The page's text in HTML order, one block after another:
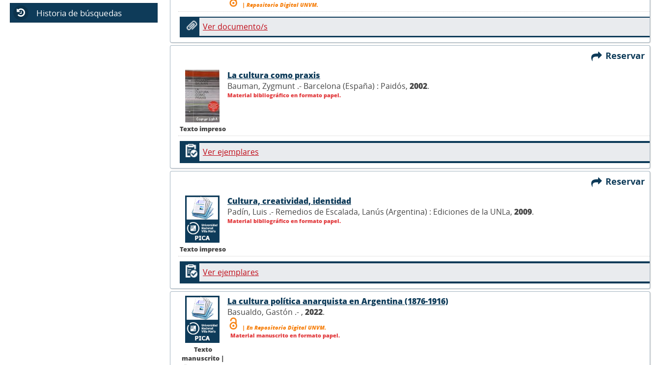
Historia de búsquedas
| Repositorio Digital UNVM.
Ver documento/s
Reservar
Texto impreso
La cultura como praxis
Bauman, Zygmunt .- Barcelona (España) : Paidós, 2002.
Material bibliográfico en formato papel.
Ver ejemplares
Reservar
Texto impreso
Cultura, creatividad, identidad
Padín, Luis .- Remedios de Escalada, Lanús (Argentina) : Ediciones de la UNLa, 2009.
Material bibliográfico en formato papel.
Ver ejemplares
Texto
manuscrito |
La cultura política anarquista en Argentina (1876-1916)
Basualdo, Gastón .- , 2022.
| En Repositorio Digital UNVM.
Material manuscrito en formato papel.